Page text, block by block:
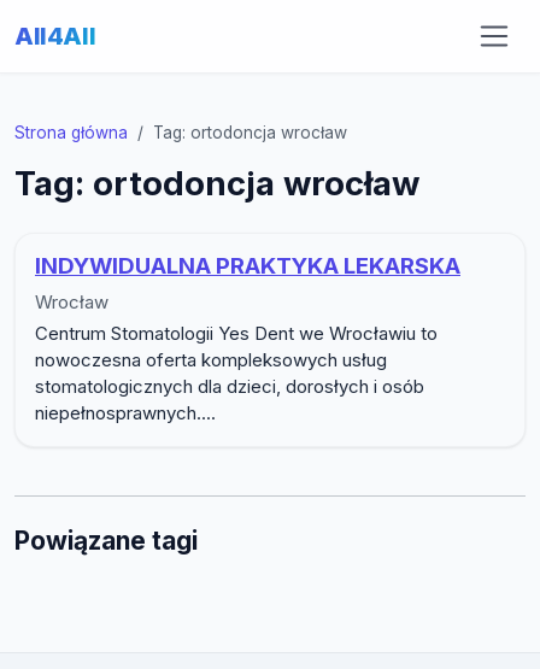
All4All
Strona główna Tag: ortodoncja wrocław
Tag: ortodoncja wrocław
INDYWIDUALNA PRAKTYKA LEKARSKA
Wrocław
Centrum Stomatologii Yes Dent we Wrocławiu to
nowoczesna oferta kompleksowych usług
stomatologicznych dla dzieci, dorosłych i osób
niepełnosprawnych....
Powiązane tagi